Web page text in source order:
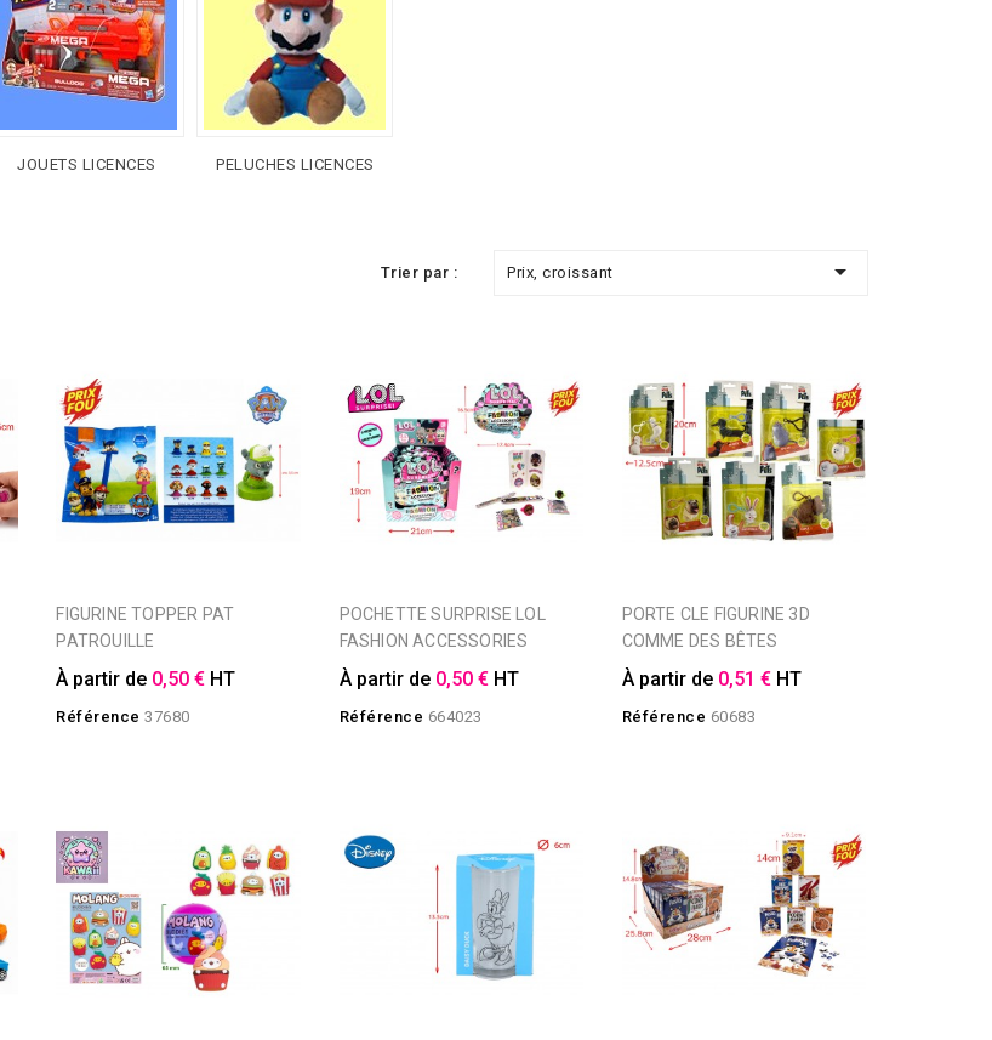
JOUETS LICENCES PELUCHES LICENCES
Trier par : Prix, croissant 
FIGURINE TOPPER PAT
PATROUILLE
À partir de 0,50 € HT
Référence 37680
POCHETTE SURPRISE LOL
FASHION ACCESSORIES
À partir de 0,50 € HT
Référence 664023
PORTE CLE FIGURINE 3D
COMME DES BÊTES
À partir de 0,51 € HT
Référence 60683